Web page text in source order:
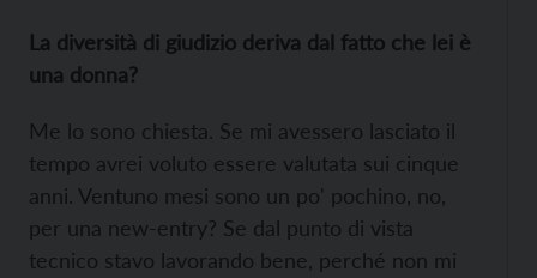
La diversità di giudizio deriva dal fatto che lei è
una donna?
Me lo sono chiesta. Se mi avessero lasciato il
tempo avrei voluto essere valutata sui cinque
anni. Ventuno mesi sono un po' pochino, no,
per una new-entry? Se dal punto di vista
tecnico stavo lavorando bene, perché non mi